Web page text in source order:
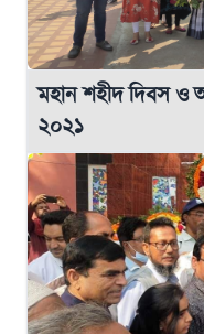
মহান শহীদ দিবস ও
২০২১